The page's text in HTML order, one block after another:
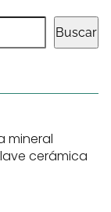
Buscar
mineral
cerámica